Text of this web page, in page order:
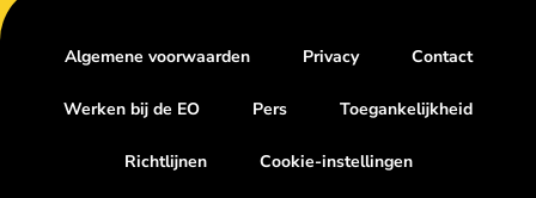
Algemene voorwaarden Privacy Contact
Werken bij de EO Pers Toegankelijkheid
Richtlijnen Cookie-instellingen